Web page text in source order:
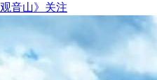
音山》关注